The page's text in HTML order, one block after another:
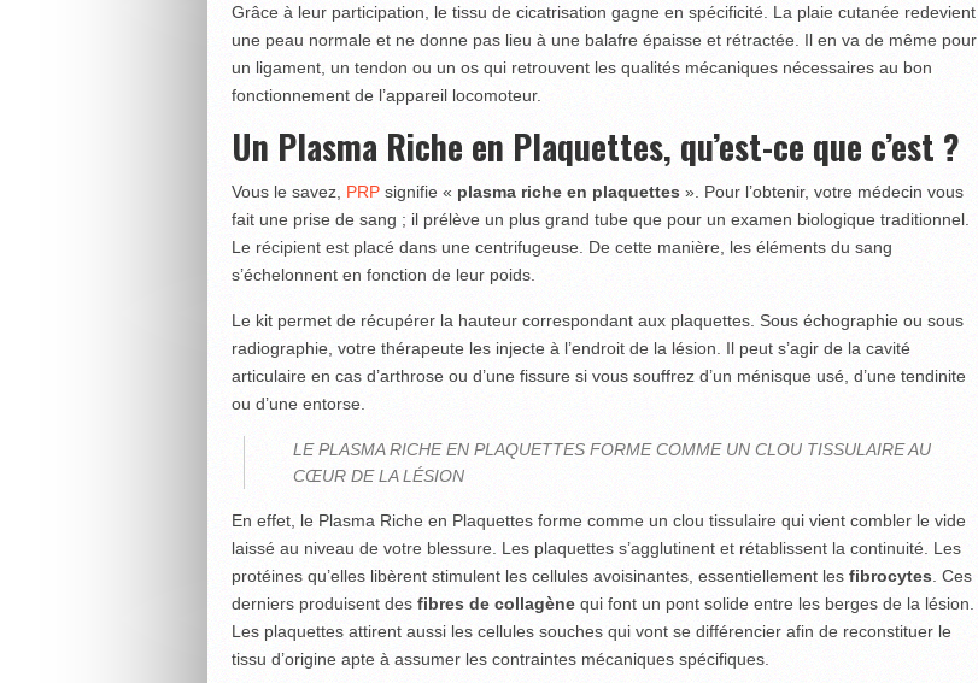
Grâce à leur participation, le tissu de cicatrisation gagne en spécificité. La plaie cutanée redevient
une peau normale et ne donne pas lieu à une balafre épaisse et rétractée. Il en va de même pour
un ligament, un tendon ou un os qui retrouvent les qualités mécaniques nécessaires au bon
fonctionnement de l’appareil locomoteur.
Un Plasma Riche en Plaquettes, qu’est-ce que c’est ?
Vous le savez, PRPsignifie « plasma riche en plaquettes». Pour l’obtenir, votre médecin vous
fait une prise de sang ; il prélève un plus grand tube que pour un examen biologique traditionnel.
Le récipient est placé dans une centrifugeuse. De cette manière, les éléments du sang
s’échelonnent en fonction de leur poids.
Le kit permet de récupérer la hauteur correspondant aux plaquettes. Sous échographie ou sous
radiographie, votre thérapeute les injecte à l’endroit de la lésion. Il peut s’agir de la cavité
articulaire en cas d’arthrose ou d’une fissure si vous souffrez d’un ménisque usé, d’une tendinite
ou d’une entorse.
LE PLASMA RICHE EN PLAQUETTES FORME COMME UN CLOU TISSULAIRE AU
CŒUR DE LA LÉSION
En effet, le Plasma Riche en Plaquettes forme comme un clou tissulaire qui vient combler le vide
laissé au niveau de votre blessure. Les plaquettes s’agglutinent et rétablissent la continuité. Les
protéines qu’elles libèrent stimulent les cellules avoisinantes, essentiellement les fibrocytes. Ces
derniers produisent des fibres de collagènequi font un pont solide entre les berges de la lésion.
Les plaquettes attirent aussi les cellules souches qui vont se différencier afin de reconstituer le
tissu d’origine apte à assumer les contraintes mécaniques spécifiques.